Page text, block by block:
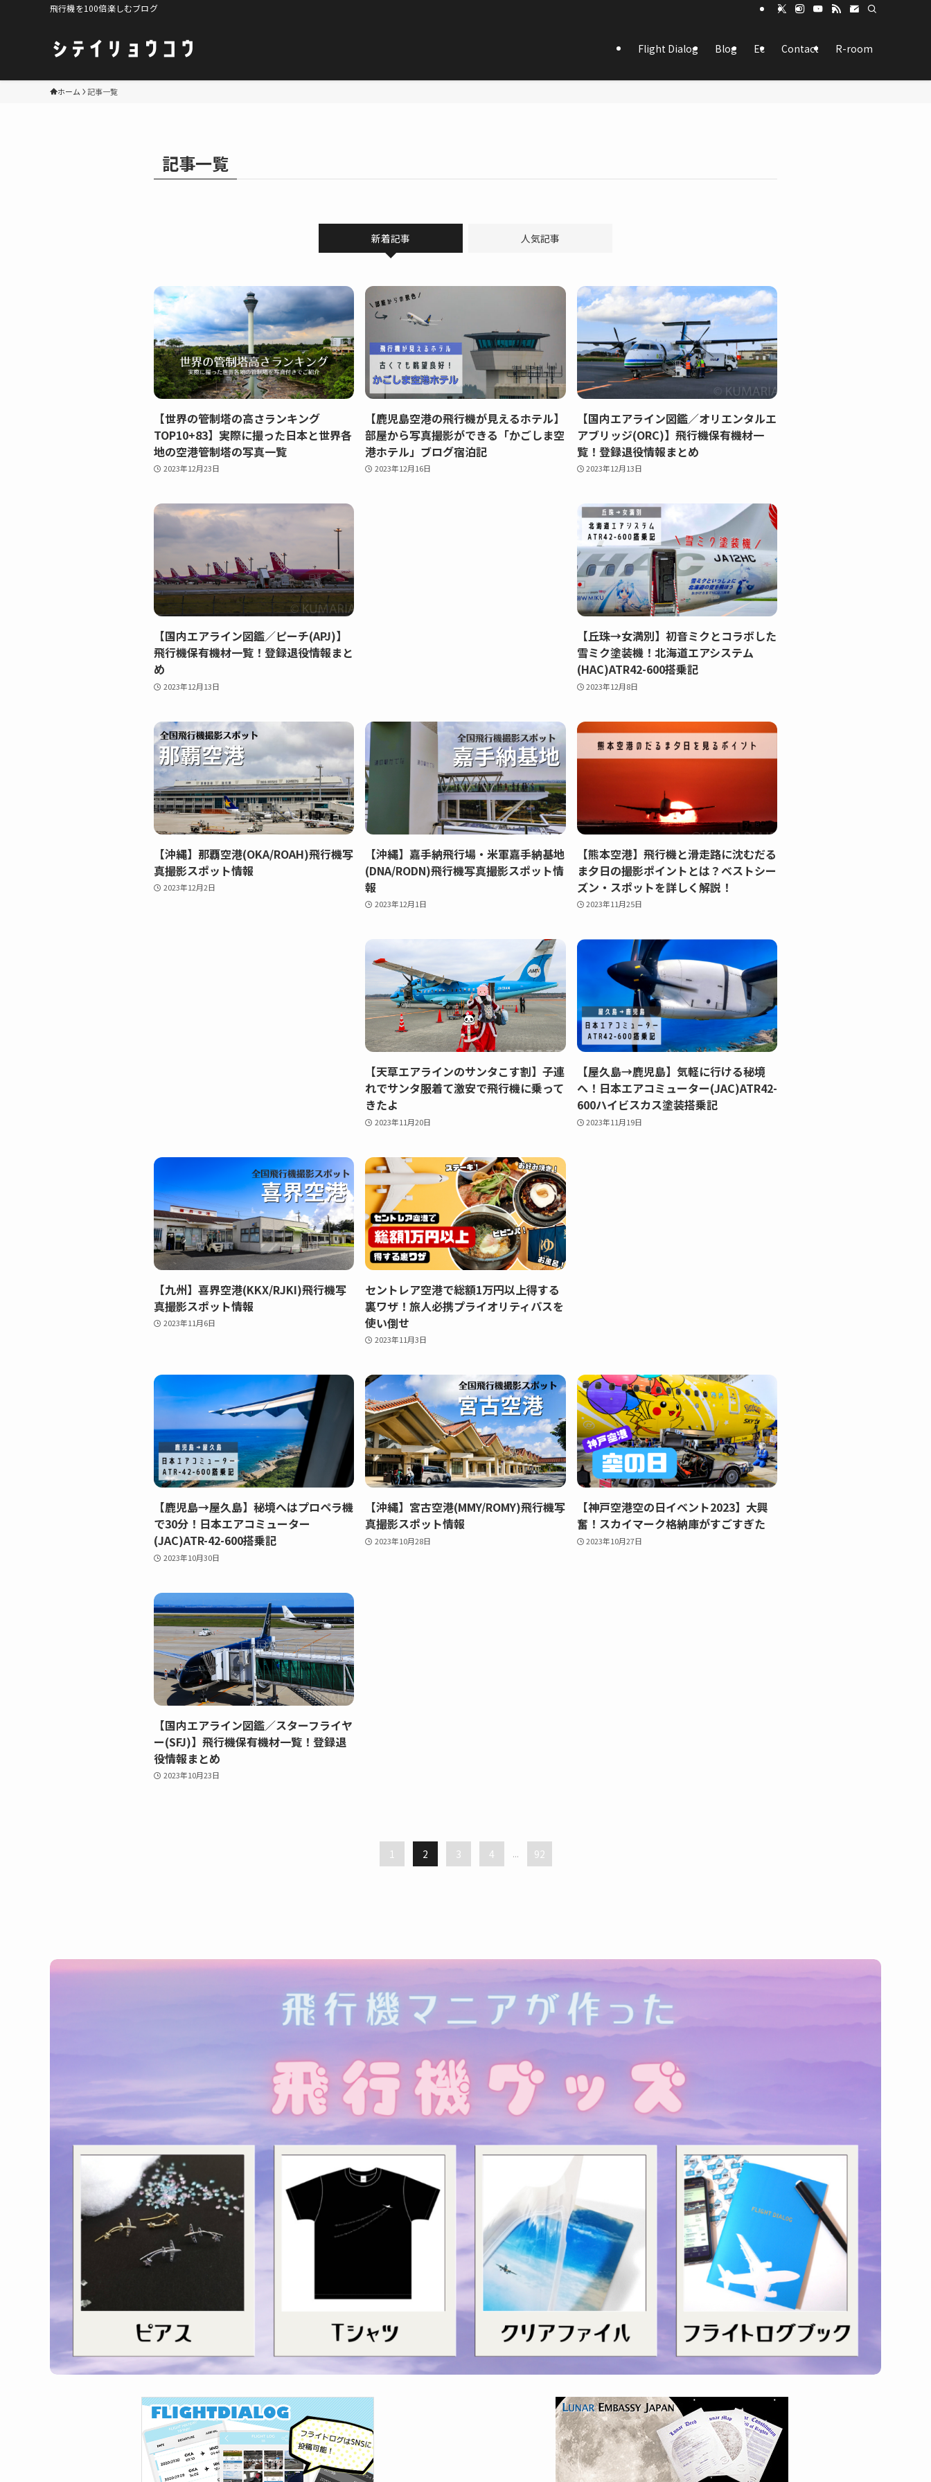
飛行機を100倍楽しむブログ
Flight Dialog Blog Ec Contact R-room
ホーム 記事一覧
記事一覧
新着記事 人気記事
【世界の管制塔の高さランキング
TOP10+83】実際に撮った日本と世界各
地の空港管制塔の写真一覧
2023年12月23日
【鹿児島空港の飛行機が見えるホテル】
部屋から写真撮影ができる「かごしま空
港ホテル」ブログ宿泊記
2023年12月16日
【国内エアライン図鑑／オリエンタルエ
アブリッジ(ORC)】飛行機保有機材一
覧！登録退役情報まとめ
2023年12月13日
【国内エアライン図鑑／ピーチ(APJ)】
飛行機保有機材一覧！登録退役情報まと
め
2023年12月13日
【丘珠→女満別】初音ミクとコラボした
雪ミク塗装機！北海道エアシステム
(HAC)ATR42-600搭乗記
2023年12月8日
【沖縄】那覇空港(OKA/ROAH)飛行機写
真撮影スポット情報
2023年12月2日
【沖縄】嘉手納飛行場・米軍嘉手納基地
(DNA/RODN)飛行機写真撮影スポット情
報
2023年12月1日
【熊本空港】飛行機と滑走路に沈むだる
ま夕日の撮影ポイントとは？ベストシー
ズン・スポットを詳しく解説！
2023年11月25日
【天草エアラインのサンタこす割】子連
れでサンタ服着て激安で飛行機に乗って
きたよ
2023年11月20日
【屋久島→鹿児島】気軽に行ける秘境
へ！日本エアコミューター(JAC)ATR42-
600ハイビスカス塗装搭乗記
2023年11月19日
【九州】喜界空港(KKX/RJKI)飛行機写
真撮影スポット情報
2023年11月6日
セントレア空港で総額1万円以上得する
裏ワザ！旅人必携プライオリティパスを
使い倒せ
2023年11月3日
【鹿児島→屋久島】秘境へはプロペラ機
で30分！日本エアコミューター
(JAC)ATR-42-600搭乗記
2023年10月30日
【沖縄】宮古空港(MMY/ROMY)飛行機写
真撮影スポット情報
2023年10月28日
【神戸空港空の日イベント2023】大興
奮！スカイマーク格納庫がすごすぎた
2023年10月27日
【国内エアライン図鑑／スターフライヤ
ー(SFJ)】飛行機保有機材一覧！登録退
役情報まとめ
2023年10月23日
1 2 3 4 ... 92